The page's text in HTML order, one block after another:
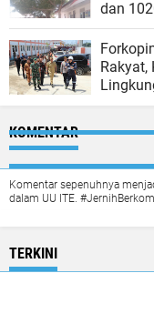
dan
Rakyat,
KOMENTAR
Komentar sepenuhnya
dalam UU ITE.
TERKINI